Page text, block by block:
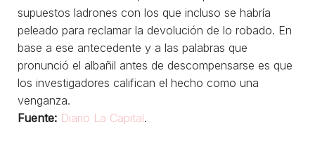
supuestos ladrones con los que incluso se habría
peleado para reclamar la devolución de lo robado. En
base a ese antecedente y a las palabras que
pronunció el albañil antes de descompensarse es que
los investigadores califican el hecho como una
venganza.
Fuente: Diario La Capital.